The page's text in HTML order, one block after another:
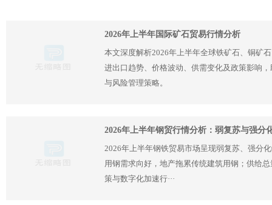
2026年上半年国际矿石贸易行情分析
本文深度解析2026年上半年全球铁矿石、铜矿
进出口趋势、价格波动、供需变化及政策影响
与风险管理策略。
2026年上半年钢贸行情分析：弱复苏与强分
2026年上半年钢铁贸易市场呈现弱复苏、强分
用钢需求向好，地产拖累传统建筑用钢；供给
策与数字化加速行···